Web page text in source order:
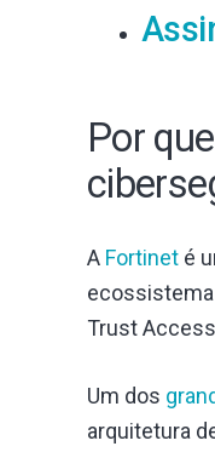
Por
A Fortinet é
ecossistema
Trust
Um dos
arquitetura